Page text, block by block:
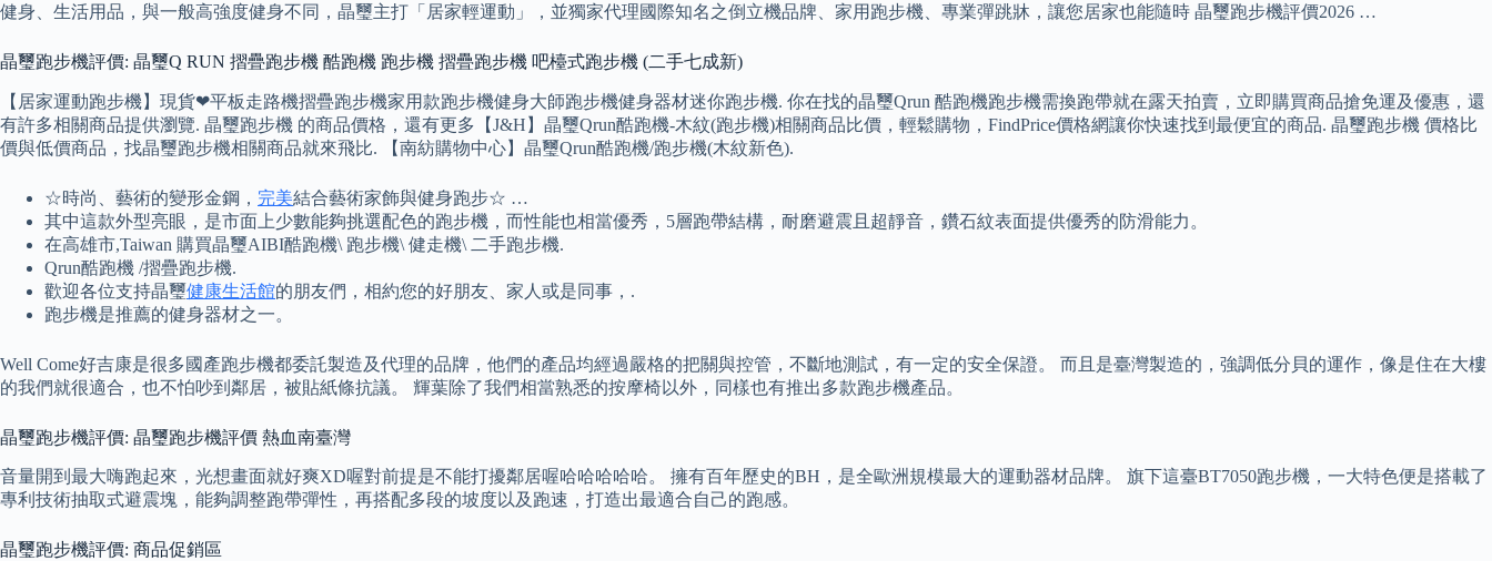
健身、生活用品，與一般高強度健身不同，晶璽主打「居家輕運動」，並獨家代理國際知名之倒立機品牌、家用跑步機、專業彈跳牀，讓您居家也能隨時 晶璽跑步機評價2026 …
晶璽跑步機評價: 晶璽Q RUN 摺疊跑步機 酷跑機 跑步機 摺疊跑步機 吧檯式跑步機 (二手七成新)
【居家運動跑步機】現貨❤平板走路機摺疊跑步機家用款跑步機健身大師跑步機健身器材迷你跑步機. 你在找的晶璽Qrun 酷跑機跑步機需換跑帶就在露天拍賣，立即購買商品搶免運及優惠，還
有許多相關商品提供瀏覽. 晶璽跑步機 的商品價格，還有更多【J&H】晶璽Qrun酷跑機-木紋(跑步機)相關商品比價，輕鬆購物，FindPrice價格網讓你快速找到最便宜的商品. 晶璽跑步機 價格比
價與低價商品，找晶璽跑步機相關商品就來飛比. 【南紡購物中心】晶璽Qrun酷跑機/跑步機(木紋新色).
☆時尚、藝術的變形金鋼， 完美結合藝術家飾與健身跑步☆ …
其中這款外型亮眼，是市面上少數能夠挑選配色的跑步機，而性能也相當優秀，5層跑帶結構，耐磨避震且超靜音，鑽石紋表面提供優秀的防滑能力。
在高雄市,Taiwan 購買晶璽AIBI酷跑機\ 跑步機\ 健走機\ 二手跑步機.
Qrun酷跑機 /摺疊跑步機.
歡迎各位支持晶璽健康生活館的朋友們，相約您的好朋友、家人或是同事，.
跑步機是推薦的健身器材之一。
Well Come好吉康是很多國產跑步機都委託製造及代理的品牌，他們的產品均經過嚴格的把關與控管，不斷地測試，有一定的安全保證。 而且是臺灣製造的，強調低分貝的運作，像是住在大樓
的我們就很適合，也不怕吵到鄰居，被貼紙條抗議。 輝葉除了我們相當熟悉的按摩椅以外，同樣也有推出多款跑步機產品。
晶璽跑步機評價: 晶璽跑步機評價 熱血南臺灣
音量開到最大嗨跑起來，光想畫面就好爽XD喔對前提是不能打擾鄰居喔哈哈哈哈哈。 擁有百年歷史的BH，是全歐洲規模最大的運動器材品牌。 旗下這臺BT7050跑步機，一大特色便是搭載了
專利技術抽取式避震塊，能夠調整跑帶彈性，再搭配多段的坡度以及跑速，打造出最適合自己的跑感。
晶璽跑步機評價: 商品促銷區